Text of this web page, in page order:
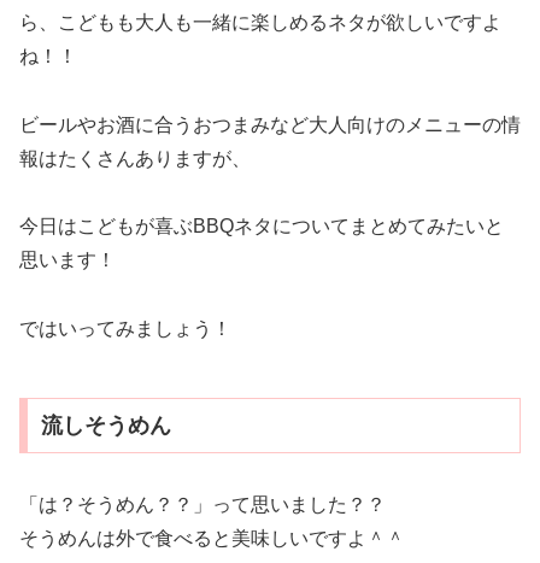
ら、こどもも大人も一緒に楽しめるネタが欲しいですよ
ね！！
ビールやお酒に合うおつまみなど大人向けのメニューの情
報はたくさんありますが、
今日はこどもが喜ぶBBQネタについてまとめてみたいと
思います！
ではいってみましょう！
流しそうめん
「は？そうめん？？」って思いました？？
そうめんは外で食べると美味しいですよ＾＾